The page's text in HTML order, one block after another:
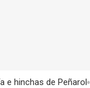
e hinchas de Peñarol